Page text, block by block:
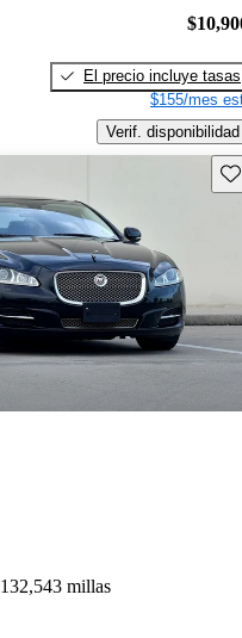
El precio incluye tasas
$155/mes
Verif. disponibilidad
132,543 millas